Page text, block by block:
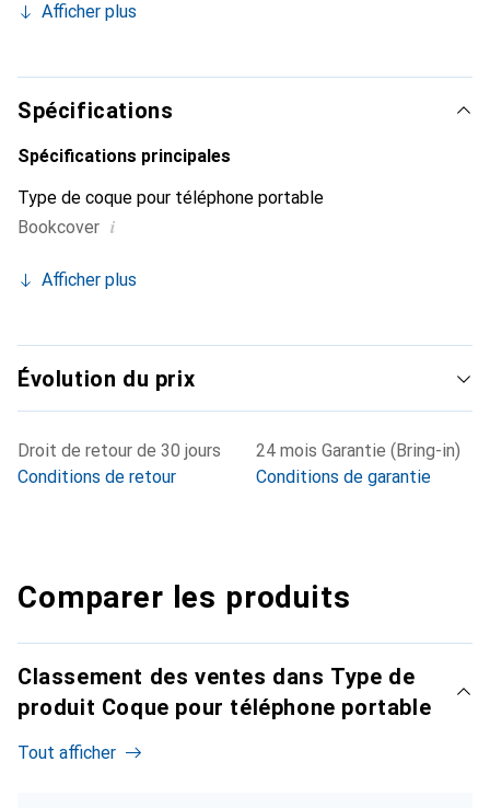
chic et essentiel de votre smartphone. Reconnaître
marque Noreve est un choix sûr pour une clientèle
exigeante.
Afficher plus
Spécifications
Spécifications principales
Type de coque pour téléphone portable
Bookcover i
Afficher plus
Évolution du prix
Droit de retour de 30 jours
Conditions de retour
24 mois Garantie (Bring-in)
Conditions de garantie
Comparer les produits
Classement des ventes dans Type de
produit Coque pour téléphone portable
Tout afficher